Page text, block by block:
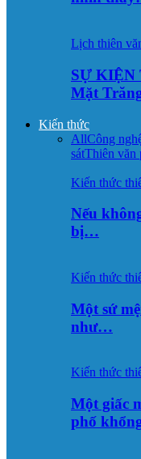
Lịch thiên
SỰ KIỆN
Mặt
Kiến thức
AllCông
sátThiên văn
Kiến thức
Nếu
bị…
Kiến thức
Một sứ
như…
Kiến thức
Một giấc
phố